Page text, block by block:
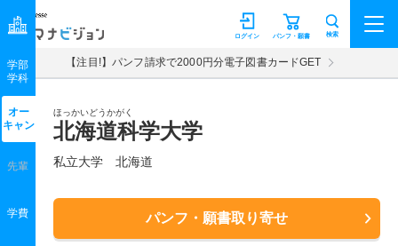
マナビジョン パンフ・願書
ログイン 検索
【注目!】パンフ請求で2000円分電子図書カードGET
ほっかいどうかがく
北海道科学大学
私立大学 北海道
パンフ・願書取り寄せ
学部
学科
オー
キャン
先輩
学費